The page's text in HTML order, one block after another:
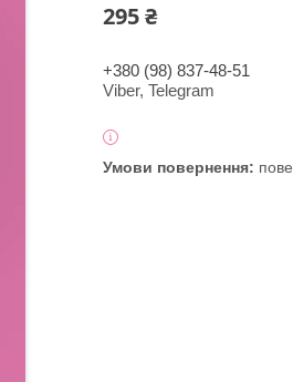
295 ₴
+380 (98) 837-48-51
Viber, Telegram